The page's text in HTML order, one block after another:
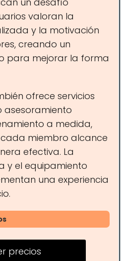
valoran la
y la motivación
creando un
para mejorar la forma
ofrece servicios
asesoramiento
a medida,
miembro alcance
efectiva. La
y el equipamiento
una experiencia
funcional
precios